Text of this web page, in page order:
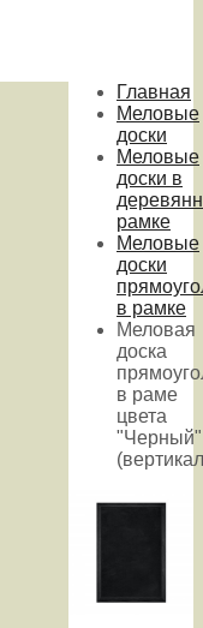
Главная
Меловые
доски
Меловые
доски в
рамке
Меловые
доски
в рамке
Меловая
доска
в раме
цвета
"Черный"